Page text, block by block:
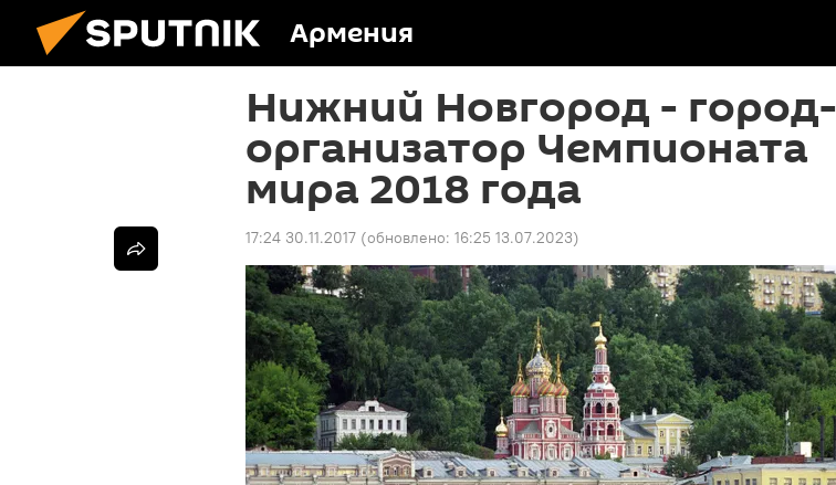
Армения
Нижний Новгород - город-
организатор Чемпионата
мира 2018 года
17:24 30.11.2017 (обновлено: 16:25 13.07.2023)